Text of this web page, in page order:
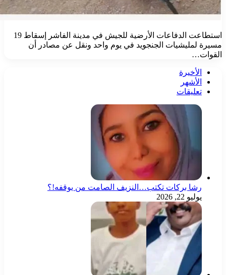
استطاعت الدفاعات الأرضية للجيش في مدينة الفاشر إسقاط 19
لمليشيات الجنجويد في يوم واحد ونقل عن مصادر أن
الأخيرة
الأشهر
تعليقات
رشا بركات تكتب…النزيف الصامت من يوقفه!؟
يوليو 22, 2026